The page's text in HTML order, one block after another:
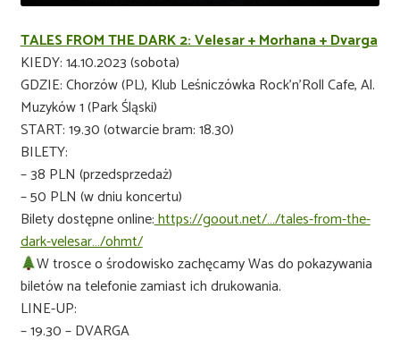
TALES FROM THE DARK 2: Velesar + Morhana + Dvarga
KIEDY: 14.10.2023 (sobota)
GDZIE: Chorzów (PL), Klub Leśniczówka Rock’n’Roll Cafe, Al.
Muzyków 1 (Park Śląski)
START: 19.30 (otwarcie bram: 18.30)
BILETY:
– 38 PLN (przedsprzedaż)
– 50 PLN (w dniu koncertu)
Bilety dostępne online:https://goout.net/…/tales-from-the-
dark-velesar…/ohmt/
W trosce o środowisko zachęcamy Was do pokazywania
biletów na telefonie zamiast ich drukowania.
LINE-UP:
– 19.30 – DVARGA